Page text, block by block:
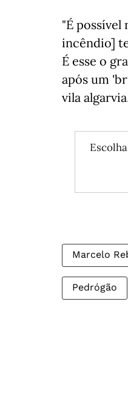
"É
incêndio]
É esse o
após um
vila
Marcelo
Pedrógão